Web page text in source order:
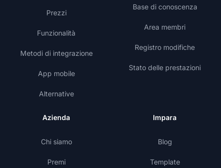
Prezzi
Funzionalità
Metodi di integrazione
App mobile
Alternative
Base di conoscenza
Area membri
Registro modifiche
Stato delle prestazioni
Azienda
Chi siamo
Premi
Impara
Blog
Template